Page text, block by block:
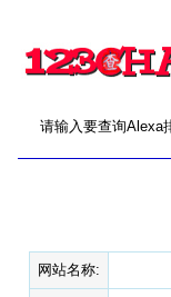
请输入要查询Alexa
网站名称: